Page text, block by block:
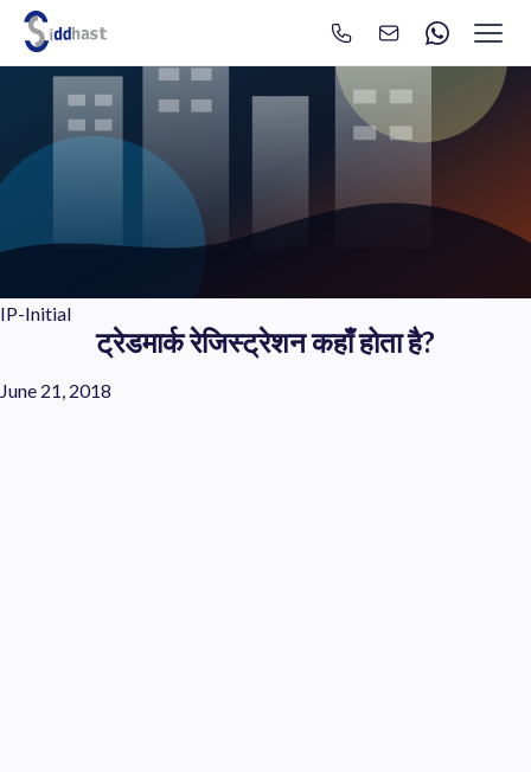
Search site via Google Search
IP-Initial
ट्रेडमार्क रेजिस्ट्रेशन कहाँ होता है?
June 21, 2018